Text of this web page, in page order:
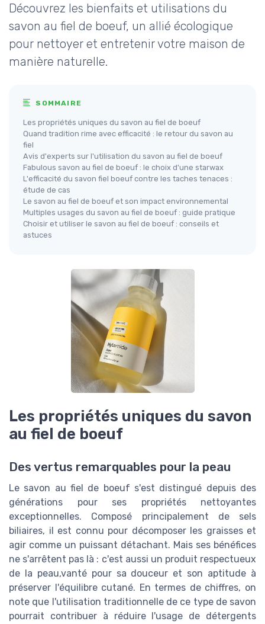
Découvrez les bienfaits et utilisations du
savon au fiel de boeuf, un allié écologique
pour nettoyer et entretenir votre maison de
manière naturelle.
SOMMAIRE
Les propriétés uniques du savon au fiel de boeuf
Quand tradition rime avec efficacité : le retour du savon au
fiel
Avis d'experts sur l'utilisation du savon au fiel de boeuf
Fabulous savon au fiel de boeuf : le choix d'une starwax
L'efficacité du savon fiel boeuf contre les taches tenaces :
étude de cas
Le savon au fiel de boeuf et son impact environnemental
Multiples usages du savon au fiel de boeuf : guide pratique
Choisir et utiliser le savon au fiel de boeuf : conseils et
astuces
Les propriétés uniques du savon
au fiel de boeuf
Des vertus remarquables pour la peau
Le savon au fiel de boeuf s'est distingué depuis des
générations pour ses propriétés nettoyantes
exceptionnelles. Composé principalement de sels
biliaires, il est connu pour décomposer les graisses et
agir comme un puissant détachant. Mais ses bénéfices
ne s'arrêtent pas là : c'est aussi un produit respectueux
de la peau,vanté pour sa douceur et son aptitude à
préserver l'équilibre cutané. En termes de chiffres, on
note que l'utilisation traditionnelle de ce type de savon
pourrait contribuer à réduire l'usage de détergents